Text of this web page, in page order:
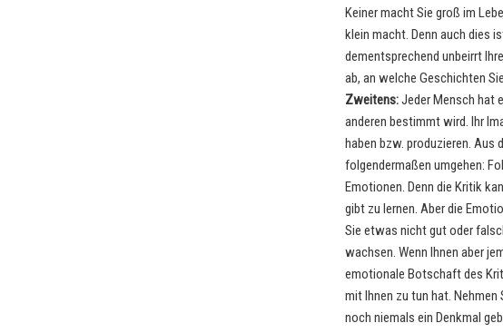
Keiner macht Sie groß im
klein macht. Denn auch dies
dementsprechend unbeirrt
ab, an welche Geschichten
Zweitens:Jeder Mensch hat
anderen bestimmt wird. Ihr
haben bzw. produzieren. Aus
folgendermaßen umgehen:
Emotionen. Denn die Kritik
gibt zu lernen. Aber die
Sie etwas nicht gut oder
wachsen. Wenn Ihnen aber
emotionale Botschaft des
mit Ihnen zu tun hat.
noch niemals ein Denkmal